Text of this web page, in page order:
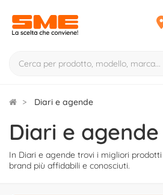
Diari e agende
Diari e agende
In Diari e agende trovi i migliori
brand più affidabili e conosciuti.